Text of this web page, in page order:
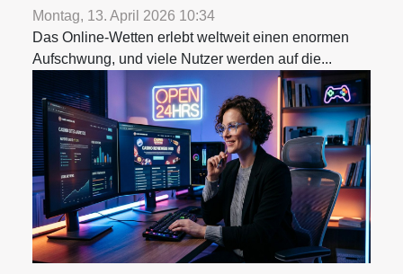
Montag, 13. April 2026 10:34
Das Online-Wetten erlebt weltweit einen enormen
Aufschwung, und viele Nutzer werden auf die...